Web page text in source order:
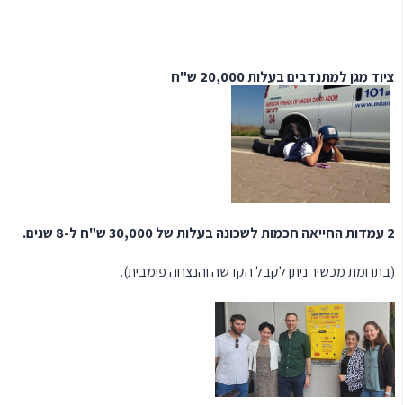
ציוד מגן למתנדבים בעלות 20,000 ש"ח
2 עמדות החייאה חכמות לשכונה בעלות של 30,000 ש"ח ל-8 שנים.
(בתרומת מכשיר ניתן לקבל הקדשה והנצחה פומבית).